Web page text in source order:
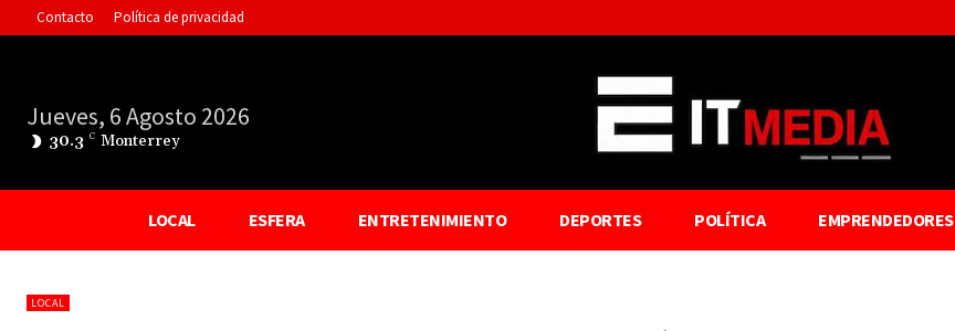
Contacto Política de privacidad
Jueves, 6 Agosto 2026
30.3 C Monterrey
LOCAL ESFERA ENTRETENIMIENTO DEPORTES POLÍTICA EMPRENDEDORES
LOCAL